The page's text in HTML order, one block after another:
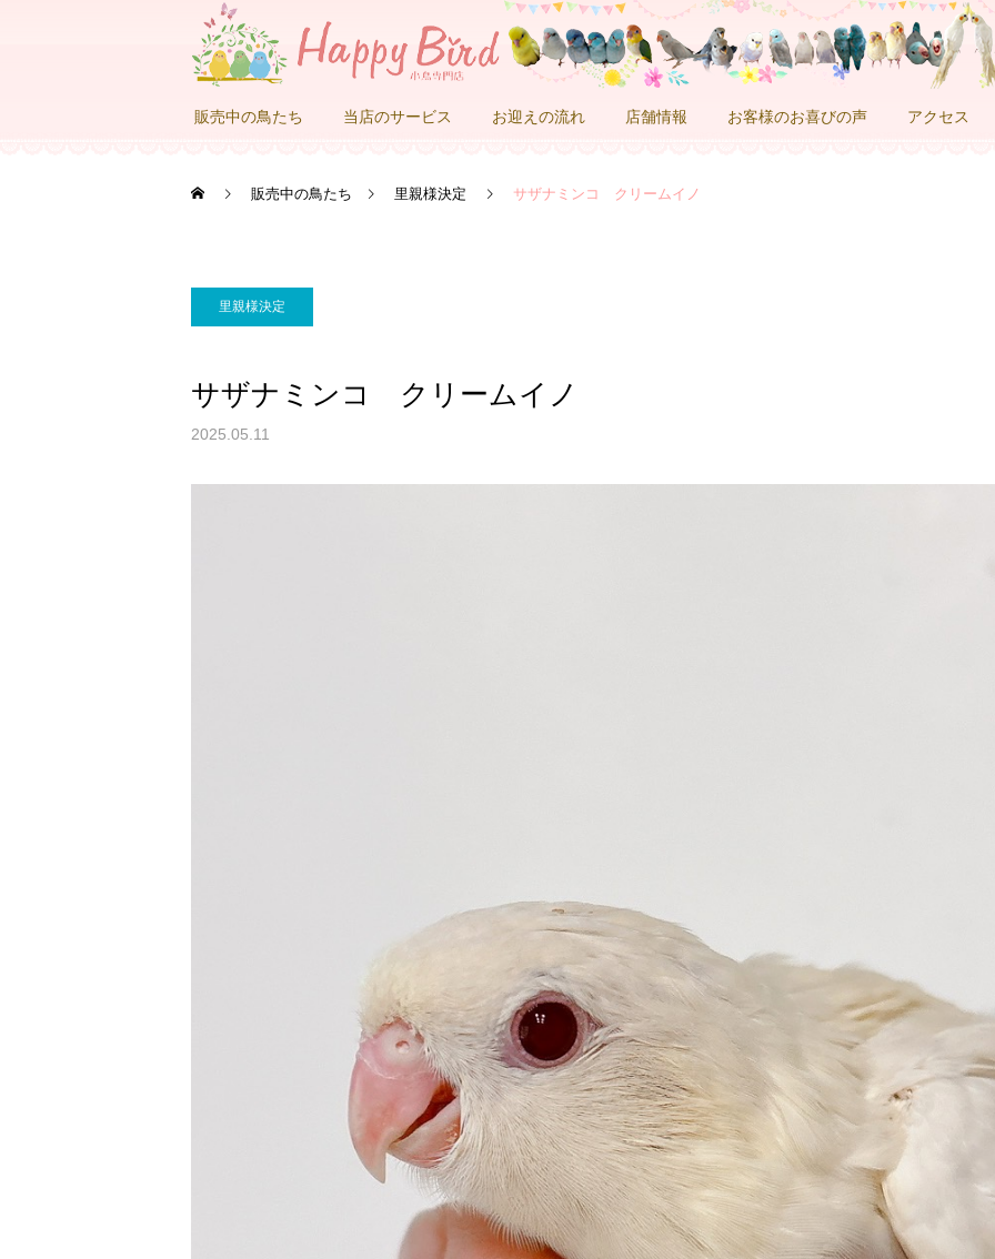
販売中の鳥たち 当店のサービス お迎えの流れ 店舗情報 お客様のお喜びの声 アクセス
販売中の鳥たち 里親様決定 サザナミンコ クリームイノ
里親様決定
サザナミンコ クリームイノ
2025.05.11